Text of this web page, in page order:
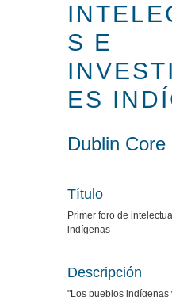
S E
ES
Dublin Core
Título
Primer foro de
indígenas
Descripción
"Los pueblos